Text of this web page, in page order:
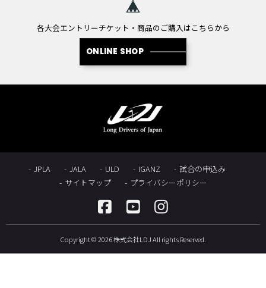
各大会エントリーチケット・商品のご購入はこちらから
ONLINE SHOP
JPLA JALA ULD IGANZ
試合の申込み
サイトマップ
プライバシーポリシー
Copyright © 2026 株式会社LDJ All rights Reserved.